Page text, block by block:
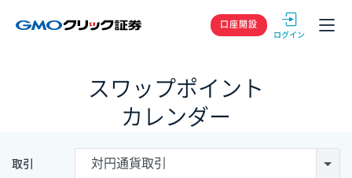
GMOクリック
口座開設
スワップポイント
カレンダー
取引 対円通貨取引